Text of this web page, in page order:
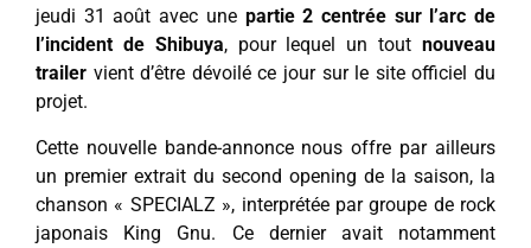
jeudi 31 août avec une partie 2 centrée sur l’arc de
l’incident de Shibuya, pour lequel un toutnouveau
trailer vient d’être dévoilé ce jour sur le site officiel du
projet.
Cette nouvelle bande-annonce nous offre par ailleurs
un premier extrait du second opening de la saison, la
chanson « SPECIALZ », interprétée par groupe de rock
japonais King Gnu. Ce dernier avait notamment